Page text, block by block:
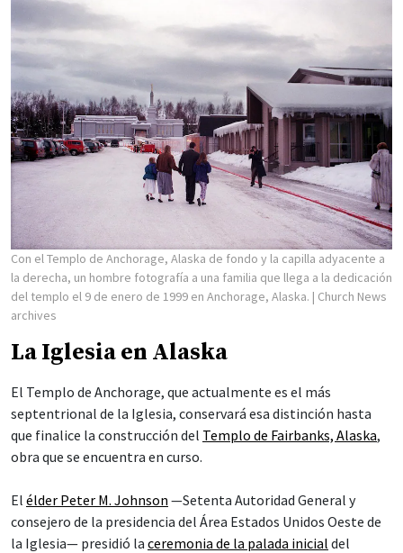
Con el Templo de Anchorage, Alaska de fondo y la capilla adyacente a
la derecha, un hombre fotografía a una familia que llega a la dedicación
del templo el 9 de enero de 1999 en Anchorage, Alaska. | Church News
archives
La Iglesia en Alaska
El Templo de Anchorage, que actualmente es el más
septentrional de la Iglesia, conservará esa distinción hasta
que finalice la construcción del Templo de Fairbanks, Alaska,
obra que se encuentra en curso.
El élder Peter M. Johnson —Setenta Autoridad General y
consejero de la presidencia del Área Estados Unidos Oeste de
la Iglesia— presidió la ceremonia de la palada inicial del